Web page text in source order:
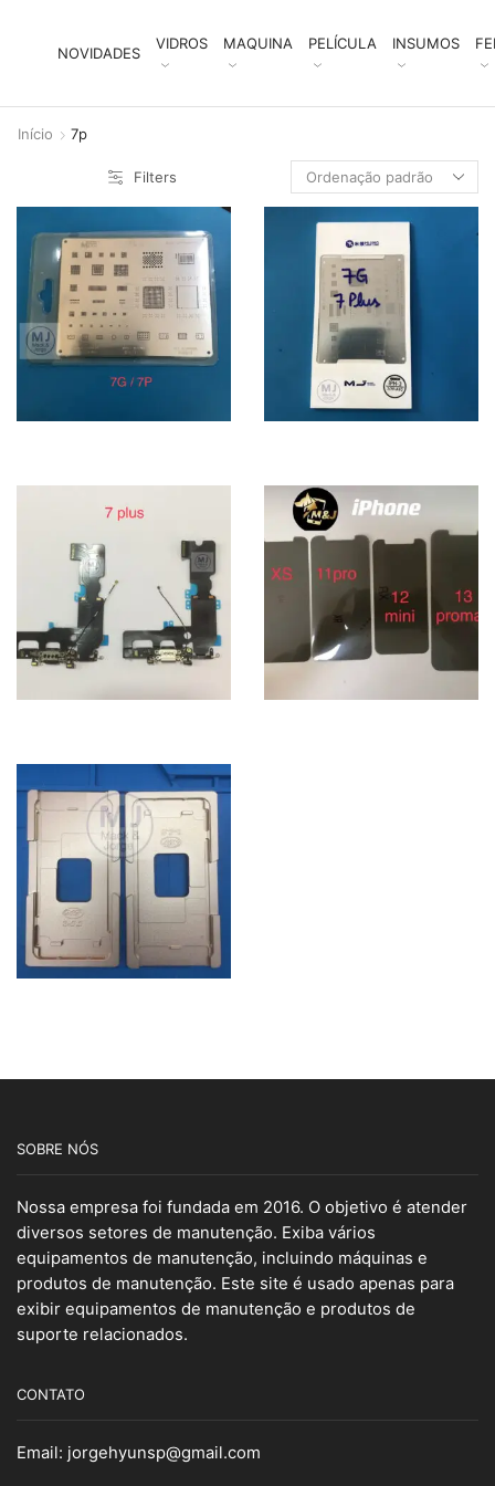
NOVIDADES
VIDROS MAQUINA PELÍCULA INSUMOS
Início 7p
Filters
SOBRE NÓS
Nossa empresa foi fundada em 2016. O objetivo é atender
diversos setores de manutenção. Exiba vários
equipamentos de manutenção, incluindo máquinas e
produtos de manutenção. Este site é usado apenas para
exibir equipamentos de manutenção e produtos de
suporte relacionados.
CONTATO
Email: jorgehyunsp@gmail.com